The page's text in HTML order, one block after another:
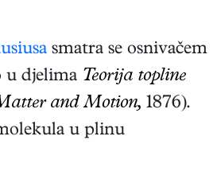
smatra se osnivačem
u djelima Teorija topline
and Motion, 1876).
u plinu